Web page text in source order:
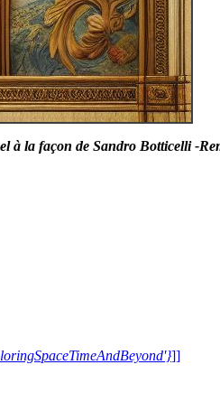
à la façon de Sandro Botticelli -
]]